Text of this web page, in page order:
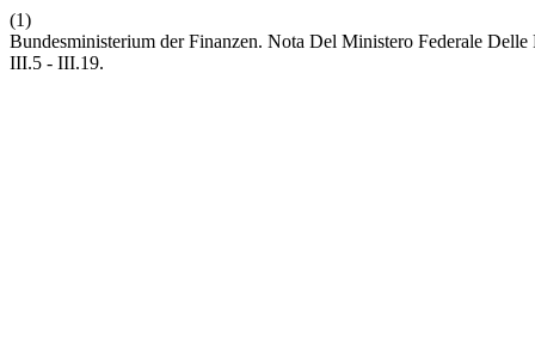
(1)
Bundesministerium der Finanzen. Nota Del Ministero Federale
III.5 - III.19.